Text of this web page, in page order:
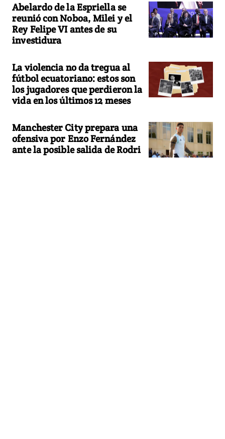
Abelardo de la Espriella se
reunió con Noboa, Milei y el
Rey Felipe VI antes de su
investidura
La violencia no da tregua al
fútbol ecuatoriano: estos son
los jugadores que perdieron la
vida en los últimos 12 meses
Manchester City prepara una
ofensiva por Enzo Fernández
ante la posible salida de Rodri